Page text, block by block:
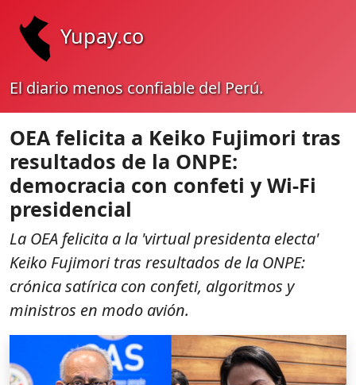
Yupay.co
El diario menos confiable del Perú.
OEA felicita a Keiko Fujimori tras
resultados de la ONPE:
democracia con confeti y Wi‑Fi
presidencial
La OEA felicita a la 'virtual presidenta electa'
Keiko Fujimori tras resultados de la ONPE:
crónica satírica con confeti, algoritmos y
ministros en modo avión.